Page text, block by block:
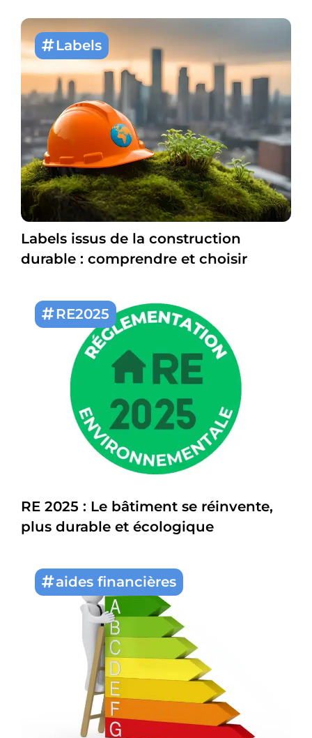
Labels
Labels issus de la construction
durable : comprendre et choisir
RE2025
RE 2025 : Le bâtiment se réinvente,
plus durable et écologique
aides financières